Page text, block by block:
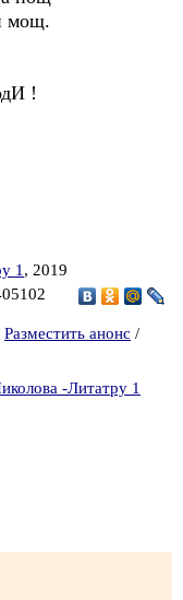
мощ.
!
1 , 2019
Разместить анонс /
-Литатру 1